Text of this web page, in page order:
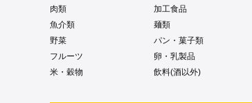
肉類
加工食品
魚介類
麺類
野菜
パン・菓子類
フルーツ
卵・乳製品
米・穀物
飲料(酒以外)